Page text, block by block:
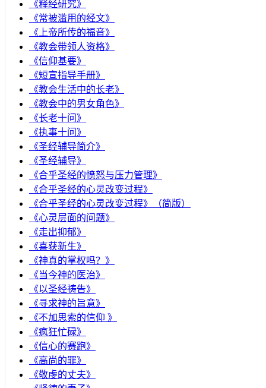
《释经研究》
《常被滥用的经文》
《上帝所传的福音》
《教会带领人资格》
《信仰基要》
《短宣指导手册》
《教会生活中的长老》
《教会中的男女角色》
《长老十问》
《执事十问》
《圣经辅导简介》
《圣经辅导》
​《合乎圣经的愤怒与压力管理》
《合乎圣经的心灵改变过程》
《合乎圣经的心灵改变过程》（简版）
《心灵层面的问题》
《走出抑郁》
《喜获新生》
《神真的掌权吗？》
《当今神的医治》
《以圣经祷告》
《寻求神的旨意》
《不加思索的信仰 》
《疯狂忙碌》
《信心的赛跑》
《高尚的罪》
《敬虔的丈夫》